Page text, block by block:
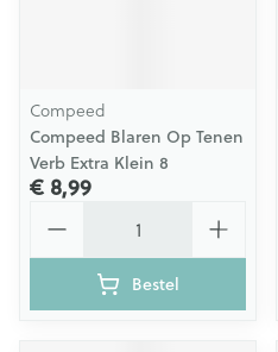
Compeed
Compeed Blaren Op Tenen
Verb Extra Klein 8
€ 8,99
Bestel